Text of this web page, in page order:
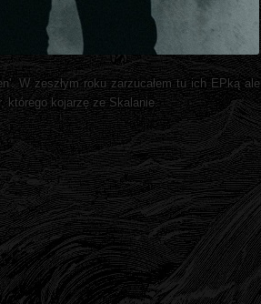
W zeszłym roku zarzucałem tu ich EPką ale
którego kojarzę ze Skalanie.